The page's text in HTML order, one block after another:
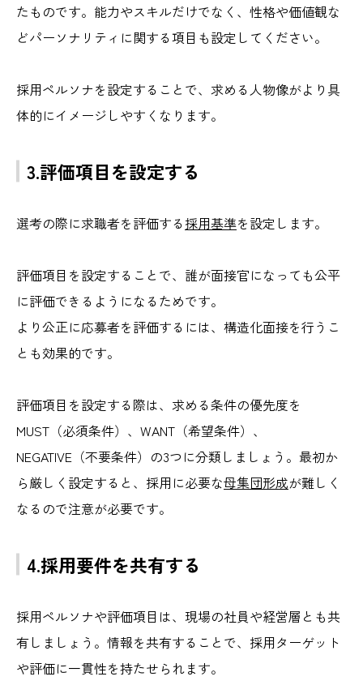
たものです。能力やスキルだけでなく、性格や価値観な
どパーソナリティに関する項目も設定してください。
採用ペルソナを設定することで、求める人物像がより具
体的にイメージしやすくなります。
3.評価項目を設定する
選考の際に求職者を評価する採用基準を設定します。
評価項目を設定することで、誰が面接官になっても公平
に評価できるようになるためです。
より公正に応募者を評価するには、構造化面接を行うこ
とも効果的です。
評価項目を設定する際は、求める条件の優先度を
MUST（必須条件）、WANT（希望条件）、
NEGATIVE（不要条件）の3つに分類しましょう。最初か
ら厳しく設定すると、採用に必要な母集団形成が難しく
なるので注意が必要です。
4.採用要件を共有する
採用ペルソナや評価項目は、現場の社員や経営層とも共
有しましょう。情報を共有することで、採用ターゲット
や評価に一貫性を持たせられます。